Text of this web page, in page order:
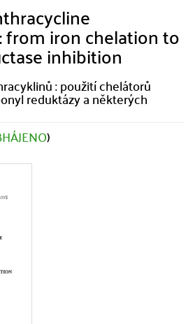
iron chelation to
inhibition
: použití chelátorů
reduktázy a některých
)